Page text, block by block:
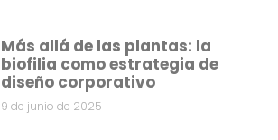
Más allá de las plantas: la
biofilia como estrategia de
diseño corporativo
9 de junio de 2025